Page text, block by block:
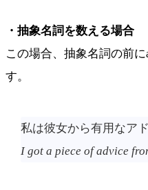
・抽象名詞を数える場合
この場合、抽象名詞の前に
す。
私は彼女から有用なア
I got a piece of advice